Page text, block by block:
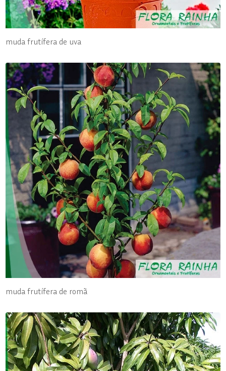
muda frutífera de uva
muda frutífera de romã